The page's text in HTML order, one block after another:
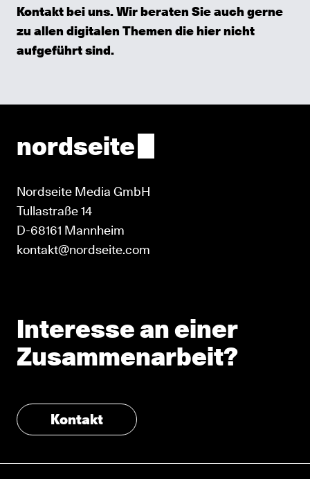
Kontaktbei uns. Wir beraten Sie auch gerne
zu allen digitalen Themen die hier nicht
aufgeführt sind.
Interesse an einer
Zusammenarbeit?
Kontakt
nordseite
Nordseite Media GmbH
Tullastraße 14
D-68161 Mannheim
kontakt@nordseite.com